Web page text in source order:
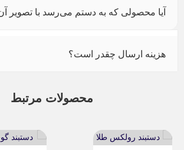
آیا محصولی که به دستم می‌رسد با تصویر
هزینه ارسال چقدر است؟
محصولات مرتبط